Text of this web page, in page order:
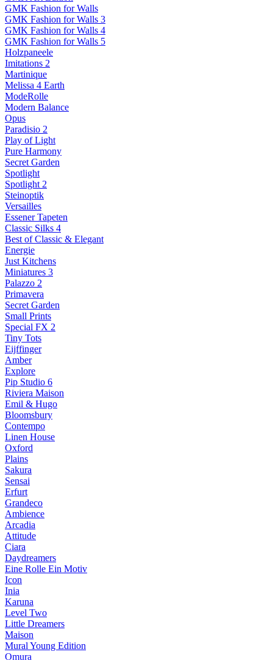
GMK Fashion for Walls
GMK Fashion for Walls 3
GMK Fashion for Walls 4
GMK Fashion for Walls 5
Holzpaneele
Imitations 2
Martinique
Melissa 4 Earth
ModeRolle
Modern Balance
Opus
Paradisio 2
Play of Light
Pure Harmony
Secret Garden
Spotlight
Spotlight 2
Steinoptik
Versailles
Essener Tapeten
Classic Silks 4
Best of Classic & Elegant
Energie
Just Kitchens
Miniatures 3
Palazzo 2
Primavera
Secret Garden
Small Prints
Special FX 2
Tiny Tots
Eijffinger
Amber
Explore
Pip Studio 6
Riviera Maison
Emil & Hugo
Bloomsbury
Contempo
Linen House
Oxford
Plains
Sakura
Sensai
Erfurt
Grandeco
Ambience
Arcadia
Attitude
Ciara
Daydreamers
Eine Rolle Ein Motiv
Icon
Inia
Karuna
Level Two
Little Dreamers
Maison
Mural Young Edition
Omura